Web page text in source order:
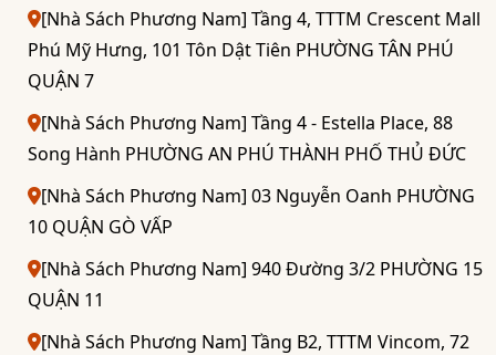
[Nhà Sách Phương Nam] Tầng 4, TTTM Crescent Mall
Phú Mỹ Hưng, 101 Tôn Dật Tiên PHƯỜNG TÂN PHÚ
QUẬN 7
[Nhà Sách Phương Nam] Tầng 4 - Estella Place, 88
Song Hành PHƯỜNG AN PHÚ THÀNH PHỐ THỦ ĐỨC
[Nhà Sách Phương Nam] 03 Nguyễn Oanh PHƯỜNG
10 QUẬN GÒ VẤP
[Nhà Sách Phương Nam] 940 Đường 3/2 PHƯỜNG 15
QUẬN 11
[Nhà Sách Phương Nam] Tầng B2, TTTM Vincom, 72